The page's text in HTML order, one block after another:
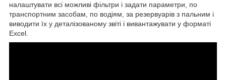
налаштувати всі можливі фільтри і задати параметри, по
транспортним засобам, по водіям, за резервуарів з пальним і
виводити їх у деталізованому звіті і вивантажувати у форматі
Excel.